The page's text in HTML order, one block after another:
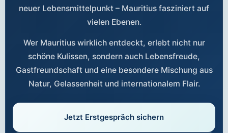
neuer Lebensmittelpunkt – Mauritius fasziniert auf
vielen Ebenen.
Wer Mauritius wirklich entdeckt, erlebt nicht nur
schöne Kulissen, sondern auch Lebensfreude,
Gastfreundschaft und eine besondere Mischung aus
Natur, Gelassenheit und internationalem Flair.
Jetzt Erstgespräch sichern